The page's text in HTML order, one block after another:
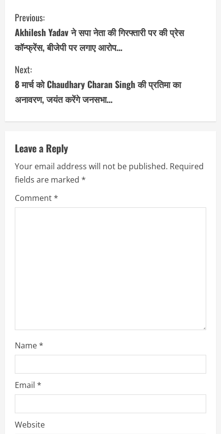
C
o
n
t
i
n
e
R
e
Previous:
Akhilesh Yadav ने सपा नेता की गिरफ्तारी पर की प्रेस
कॉन्फ्रेंस, बीजेपी पर लगाए आरोप…
Next:
8 मार्च को Chaudhary Charan Singh की प्रतिमा का
अनावरण, जयंत करेंगे जनसभा…
Leave a Reply
Your email address will not be published. Required
fields are marked *
Comment*
Name*
Email *
Website